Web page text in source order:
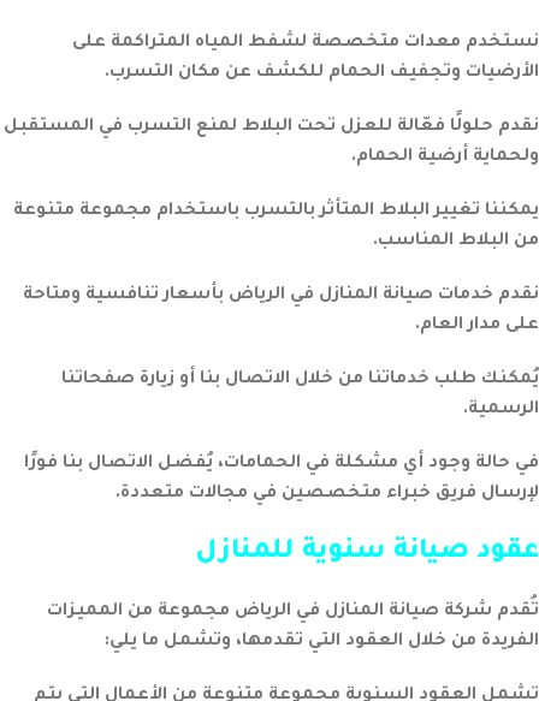
نستخدم معدات متخصصة لشفط المياه المتراكمة على
الأرضيات وتجفيف الحمام للكشف عن مكان التسرب.
نقدم حلولًا فعّالة للعزل تحت البلاط لمنع التسرب في المستقبل
ولحماية أرضية الحمام.
يمكننا تغيير البلاط المتأثر بالتسرب باستخدام مجموعة متنوعة
من البلاط المناسب.
نقدم خدمات صيانة المنازل في الرياض بأسعار تنافسية ومتاحة
على مدار العام.
يُمكنك طلب خدماتنا من خلال الاتصال بنا أو زيارة صفحاتنا
الرسمية.
في حالة وجود أي مشكلة في الحمامات، يُفضل الاتصال بنا فورًا
لإرسال فريق خبراء متخصصين في مجالات متعددة.
عقود صيانة سنوية للمنازل
تُقدم شركة صيانة المنازل في الرياض مجموعة من المميزات
الفريدة من خلال العقود التي تقدمها، وتشمل ما يلي:
تشمل العقود السنوية مجموعة متنوعة من الأعمال التي يتم